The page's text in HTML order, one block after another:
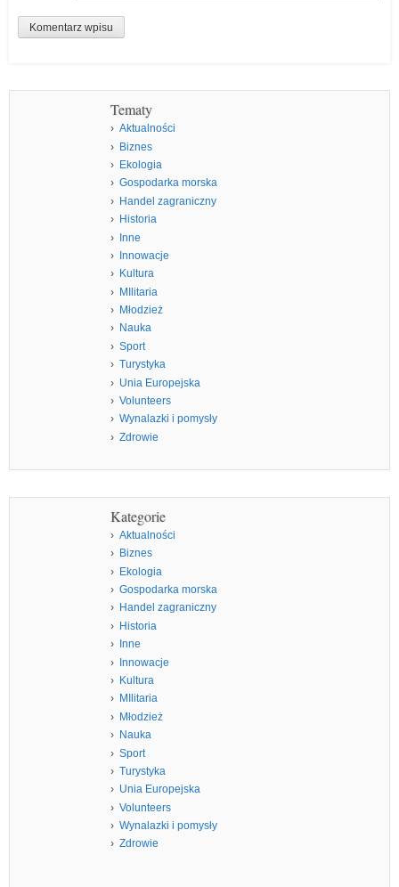
Tematy
Aktualności
Biznes
Ekologia
Gospodarka morska
Handel zagraniczny
Historia
Inne
Innowacje
Kultura
MIlitaria
Młodzież
Nauka
Sport
Turystyka
Unia Europejska
Volunteers
Wynalazki i pomysły
Zdrowie
Kategorie
Aktualności
Biznes
Ekologia
Gospodarka morska
Handel zagraniczny
Historia
Inne
Innowacje
Kultura
MIlitaria
Młodzież
Nauka
Sport
Turystyka
Unia Europejska
Volunteers
Wynalazki i pomysły
Zdrowie